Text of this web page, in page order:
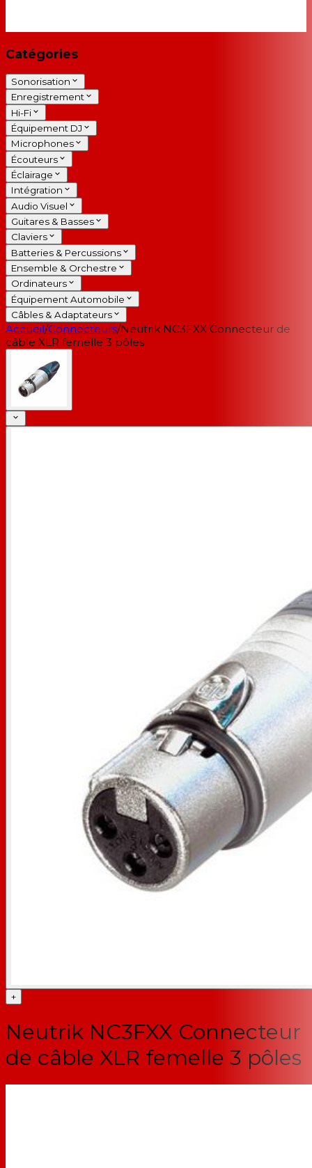
Catégories
Sonorisation
Enregistrement
Hi-Fi
Équipement DJ
Microphones
Écouteurs
Éclairage
Intégration
Audio Visuel
Guitares & Basses
Claviers
Batteries & Percussions
Ensemble & Orchestre
Ordinateurs
Équipement Automobile
Câbles & Adaptateurs
Accueil/Connecteurs/Neutrik NC3FXX Connecteur de
câble XLR femelle 3 pôles
+
Neutrik NC3FXX Connecteur
de câble XLR femelle 3 pôles